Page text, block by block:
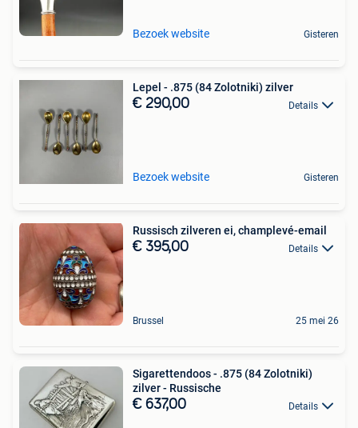
Bezoek website Gisteren
Lepel - .875 (84 Zolotniki) zilver
€ 290,00 Details
Bezoek website Gisteren
Russisch zilveren ei, champlevé-email
€ 395,00 Details
Brussel 25 mei 26
Sigarettendoos - .875 (84 Zolotniki)
zilver - Russische
€ 637,00 Details